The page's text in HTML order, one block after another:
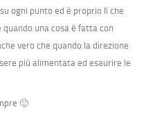
ogni punto ed è proprio lì che
quando una cosa è fatta con
vero che quando la direzione
più alimentata ed esaurire le
🙂